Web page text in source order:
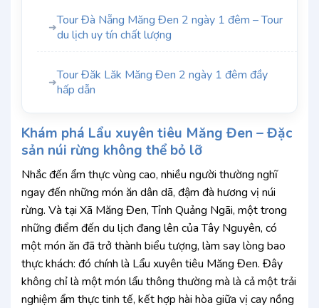
➜Tour Đà Nẵng Măng Đen 2 ngày 1 đêm – Tour
du lịch uy tín chất lượng
➜Tour Đăk Lăk Măng Đen 2 ngày 1 đêm đầy
hấp dẫn
Khám phá Lẩu xuyên tiêu Măng Đen – Đặc
sản núi rừng không thể bỏ lỡ
Nhắc đến ẩm thực vùng cao, nhiều người thường nghĩ
ngay đến những món ăn dân dã, đậm đà hương vị núi
rừng. Và tại Xã Măng Đen, Tỉnh Quảng Ngãi, một trong
những điểm đến du lịch đang lên của Tây Nguyên, có
một món ăn đã trở thành biểu tượng, làm say lòng bao
thực khách: đó chính là Lẩu xuyên tiêu Măng Đen. Đây
không chỉ là một món lẩu thông thường mà là cả một trải
nghiệm ẩm thực tinh tế, kết hợp hài hòa giữa vị cay nồng